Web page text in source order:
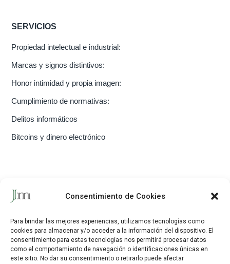
Consentimiento de Cookies
Para brindar las mejores experiencias, utilizamos tecnologías como
cookies para almacenar y/o acceder a la información del dispositivo. El
consentimiento para estas tecnologías nos permitirá procesar datos
como el comportamiento de navegación o identificaciones únicas en
este sitio. No dar su consentimiento o retirarlo puede afectar
SERVICIOS
Propiedad intelectual e industrial:
Marcas y signos distintivos:
Honor intimidad y propia imagen:
Cumplimiento de normativas:
Delitos informáticos
Bitcoins y dinero electrónico
C/ Delicias, 33, 1º dcha. 28045 Madrid
Tfno:917 52 84 33